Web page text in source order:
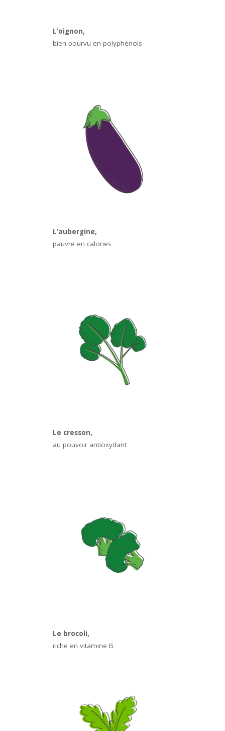
L’oignon,
bien pourvu en polyphénols
L’aubergine,
pauvre en calories
Le cresson,
au pouvoir antioxydant
Le brocoli,
riche en vitamine B